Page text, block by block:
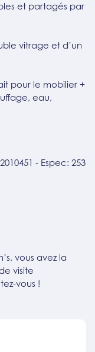
et partagés par
vitrage et d’un
pour le mobilier +
eau,
- Espec: 253
vous avez la
visite
vous !